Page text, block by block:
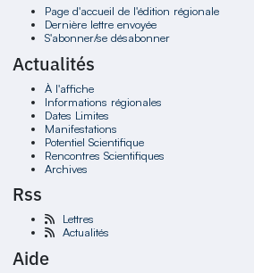
Page d'accueil de l'édition régionale
Dernière lettre envoyée
S'abonner/se désabonner
Actualités
À l'affiche
Informations régionales
Dates Limites
Manifestations
Potentiel Scientifique
Rencontres Scientifiques
Archives
Rss
Lettres
Actualités
Aide